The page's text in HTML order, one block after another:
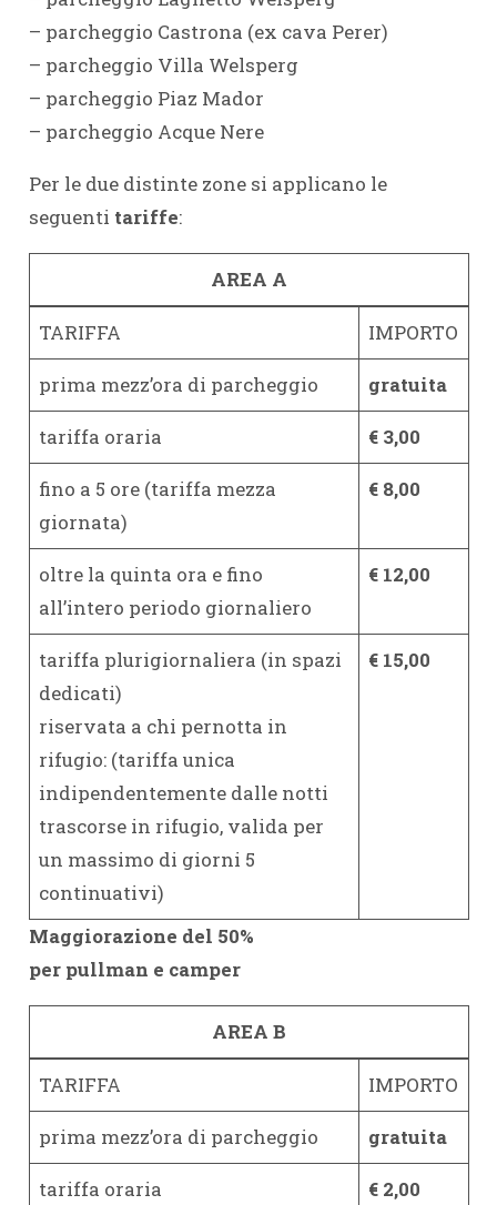
– parcheggio Castrona (ex cava Perer)
– parcheggio Villa Welsperg
– parcheggio Piaz Mador
– parcheggio Acque Nere
Per le due distinte zone si applicano le
seguenti tariffe:
AREA A
TARIFFA IMPORTO
prima mezz’ora di parcheggio gratuita
tariffa oraria € 3,00
fino a 5 ore (tariffa mezza
giornata)
€ 8,00
oltre la quinta ora e fino
all’intero periodo giornaliero
€ 12,00
tariffa plurigiornaliera (in spazi
dedicati)
riservata a chi pernotta in
rifugio: (tariffa unica
indipendentemente dalle notti
trascorse in rifugio, valida per
un massimo di giorni 5
continuativi)
€ 15,00
Maggiorazione del 50%
per pullman e camper
AREA B
TARIFFA IMPORTO
prima mezz’ora di parcheggio gratuita
tariffa oraria € 2,00